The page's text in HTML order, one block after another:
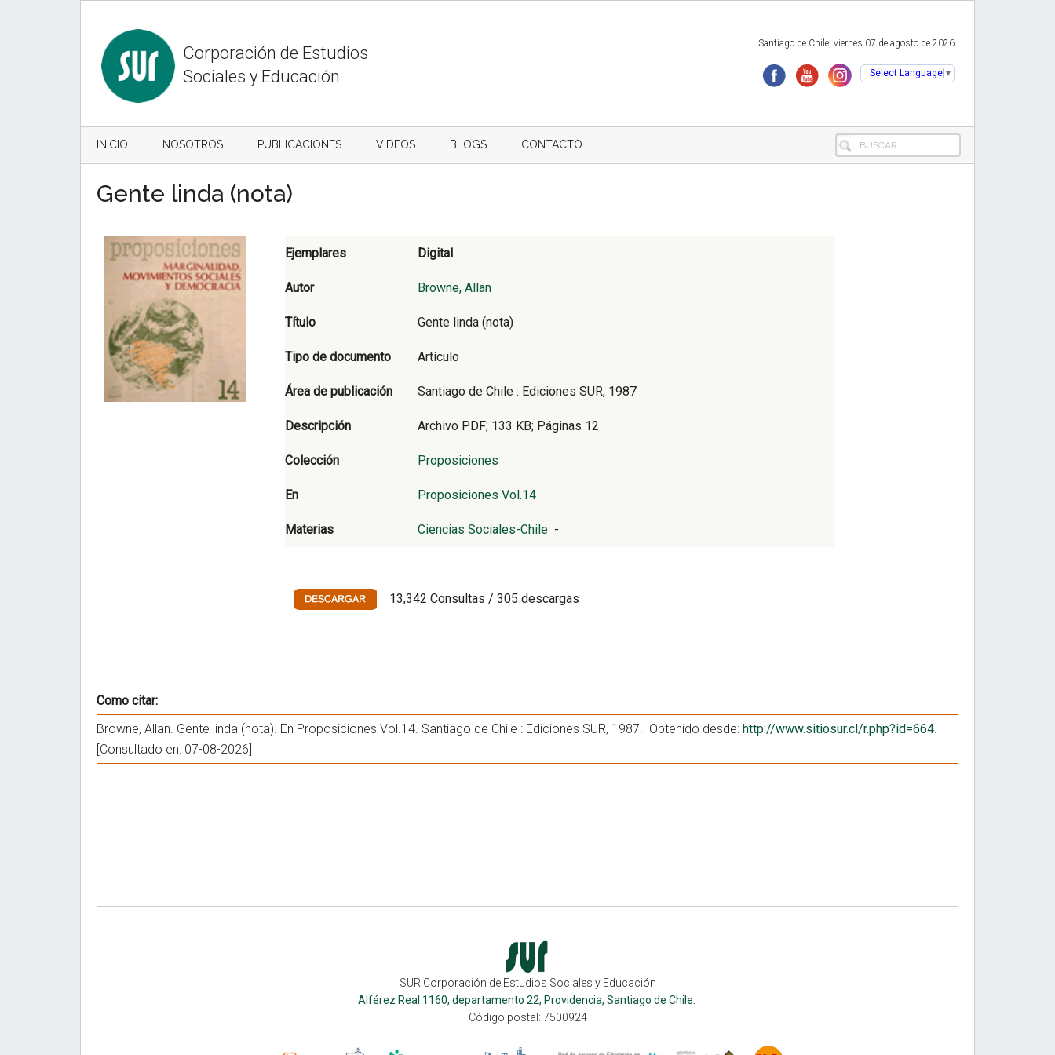
Corporación de Estudios
Sociales y Educación
Santiago de Chile, viernes 07 de agosto de 2026
Select Language ▼
INICIO NOSOTROS PUBLICACIONES VIDEOS BLOGS CONTACTO BUSCAR
Gente linda (nota)
Ejemplares Digital
Autor Browne, Allan
Título Gente linda (nota)
Tipo de documento Artículo
Área de publicación Santiago de Chile : Ediciones SUR, 1987
Descripción Archivo PDF; 133 KB; Páginas 12
Colección Proposiciones
En Proposiciones Vol.14
Materias Ciencias Sociales-Chile -
13,342 Consultas / 305 descargas
Como citar:
Browne, Allan. Gente linda (nota). En Proposiciones Vol.14. Santiago de Chile : Ediciones SUR, 1987. Obtenido desde: http://www.sitiosur.cl/r.php?id=664.
[Consultado en: 07-08-2026]
SUR Corporación de Estudios Sociales y Educación
Alférez Real 1160, departamento 22, Providencia, Santiago de Chile.
Código postal: 7500924